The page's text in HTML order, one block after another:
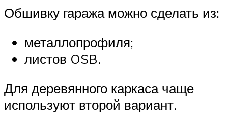
Обшивку гаража можно сделать из:
металлопрофиля;
листов OSB.
Для деревянного каркаса чаще
используют второй вариант.